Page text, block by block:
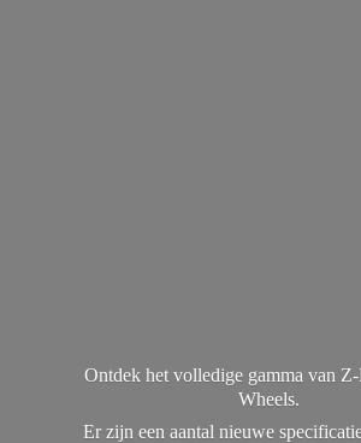
Ontdek het volledige gamma van
Wheels.
Er zijn een aantal nieuwe